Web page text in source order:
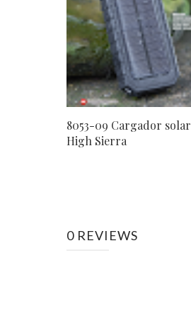
8053-09 Cargador solar
High Sierra
0 REVIEWS